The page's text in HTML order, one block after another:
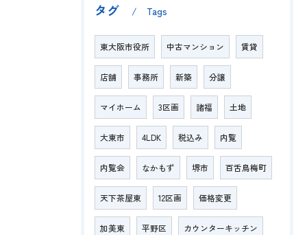
タグ Tags
東大阪市役所 中古マンション 賃貸
店舗 事務所 新築 分譲
マイホーム 3区画 諸福 土地
大東市 4LDK 税込み 内覧
内覧会 なかもず 堺市 百舌鳥梅町
天下茶屋東 12区画 価格変更
加美東 平野区 カウンターキッチン